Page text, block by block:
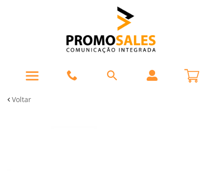
Voltar